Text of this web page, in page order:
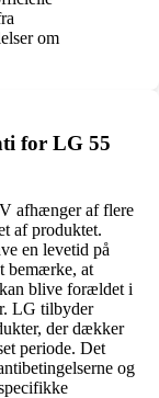
om
for LG 55
afhænger af flere
af produktet.
en levetid på
bemærke, at
blive forældet i
LG tilbyder
der dækker
periode. Det
og